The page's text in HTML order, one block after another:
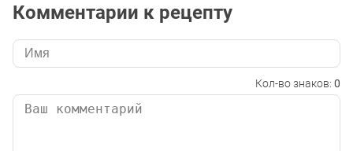
Комментарии к рецепту
Кол-во знаков: 0